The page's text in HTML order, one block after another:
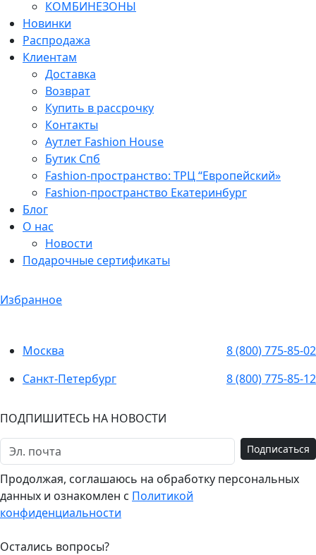
КОМБИНЕЗОНЫ
Новинки
Распродажа
Клиентам
Доставка
Возврат
Купить в рассрочку
Контакты
Аутлет Fashion House
Бутик Спб
Fashion-пространство: ТРЦ “Европейский»
Fashion-пространство Екатеринбург
Блог
О нас
Новости
Подарочные сертификаты
Избранное
Москва
8 (800) 775-85-02
Санкт-Петербург
8 (800) 775-85-12
ПОДПИШИТЕСЬ НА НОВОСТИ
Подписаться
Продолжая, соглашаюсь на обработку персональных
данных и ознакомлен с Политикой
конфиденциальности
Остались вопросы?